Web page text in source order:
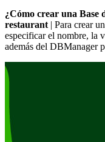
¿Cómo crear una Base
restaurant | Para crear
especificar el nombre, la
además del DBManager